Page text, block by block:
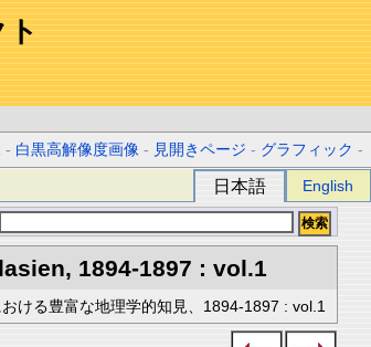
ト
- 白黒高解像度画像 - 見開きページ - グラフィック -
日本語 English
1894-1897 : vol.1
ける豊富な地理学的知見、1894-1897 : vol.1